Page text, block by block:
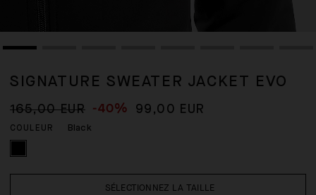
SIGNATURE SWEATER JACKET EVO
165,00 EUR -40% 99,00 EUR
COULEUR Black
SÉLECTIONNEZ LA TAILLE